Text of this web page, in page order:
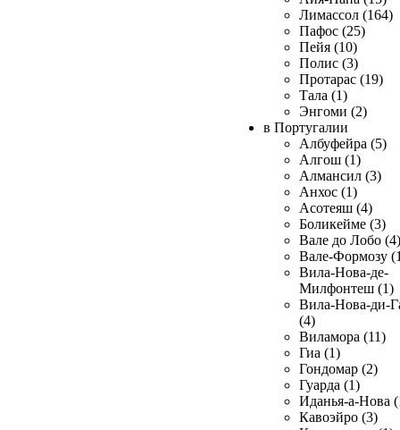
Лимассол (164)
Пафос (25)
Пейя (10)
Полис (3)
Протарас (19)
Тала (1)
Энгоми (2)
в Португалии
Албуфейра (5)
Алгош (1)
Алмансил (3)
Анхос (1)
Асотеяш (4)
Боликейме (3)
Вале до Лобо (4)
Вале-Формозу
Вила-Нова-де-
Милфонтеш (1)
Вила-Нова-ди-
(4)
Виламора (11)
Гиа (1)
Гондомар (2)
Гуарда (1)
Иданья-а-Нова
Кавоэйро (3)